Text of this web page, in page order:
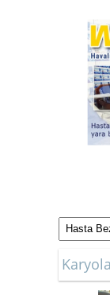
Hasta
KİRALIK
SANDALYE